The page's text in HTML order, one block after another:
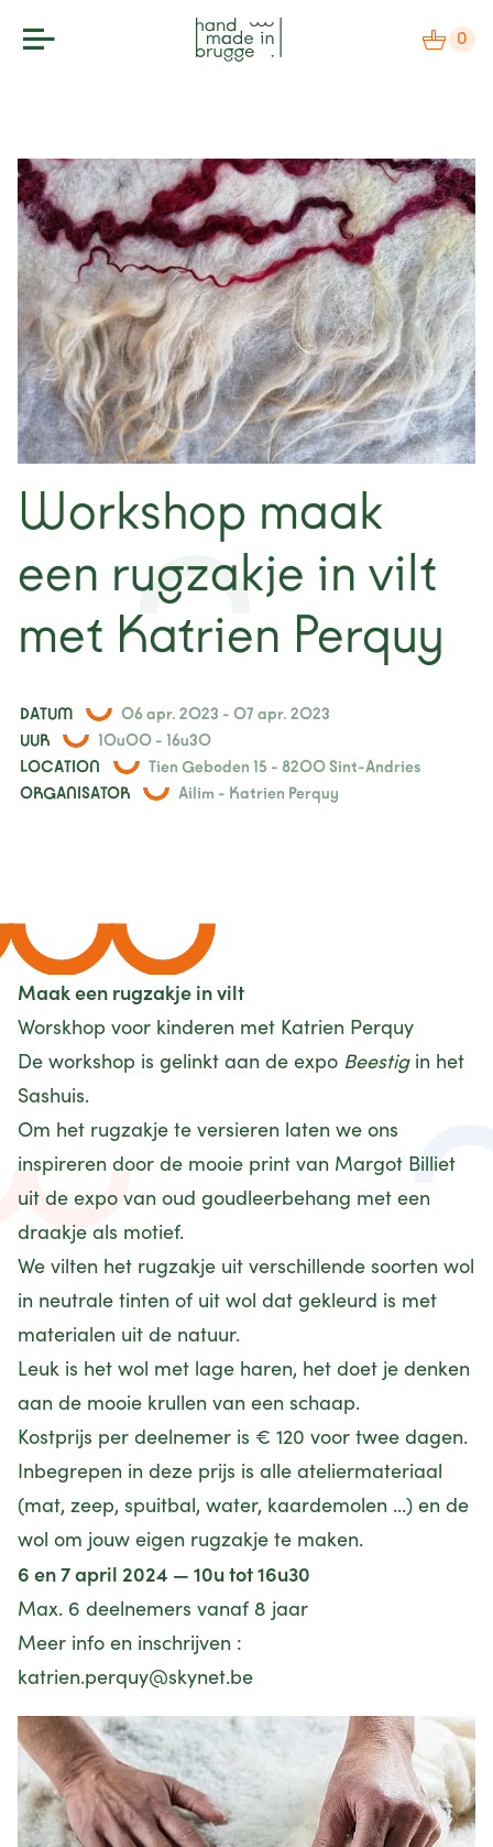
0
makers
label
bezoek
agenda
over
nieuws
projecten
contact
Workshop maak
een rugzakje in vilt
met Katrien Perquy
DATUM
06 apr. 2023 - 07 apr. 2023
UUR
10u00 - 16u30
LOCATION
Tien Geboden 15 - 8200 Sint-Andries
ORGANISATOR
Ailim - Katrien Perquy
Maak een rugzakje in vilt
Worskhop voor kinderen met Katrien Perquy
De workshop is gelinkt aan de expo Beestigin het
Sashuis.
Om het rugzakje te versieren laten we ons
inspireren door de mooie print van Margot Billiet
uit de expo van oud goudleerbehang met een
draakje als motief.
We vilten het rugzakje uit verschillende soorten wol
in neutrale tinten of uit wol dat gekleurd is met
materialen uit de natuur.
Leuk is het wol met lage haren, het doet je denken
aan de mooie krullen van een schaap.
Kostprijs per deelnemer is € 120 voor twee dagen.
Inbegrepen in deze prijs is alle ateliermateriaal
(mat, zeep, spuitbal, water, kaardemolen ...) en de
wol om jouw eigen rugzakje te maken.
6 en 7 april 2024 — 10u tot 16u30
Max. 6 deelnemers vanaf 8 jaar
Meer info en inschrijven :
katrien.perquy@skynet.be